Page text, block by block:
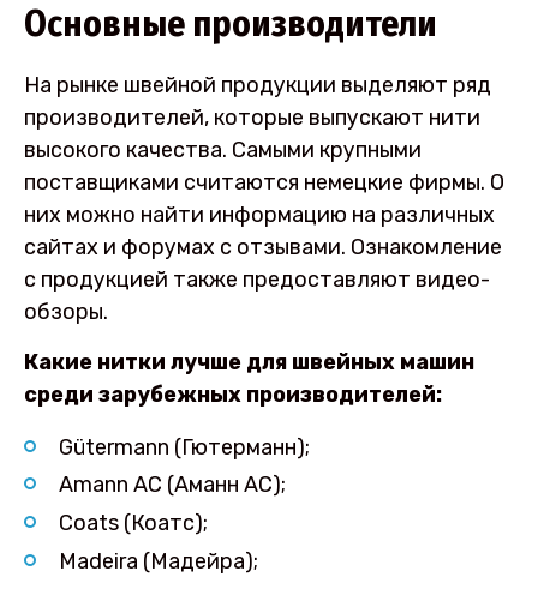
Основные производители
На рынке швейной продукции выделяют ряд
производителей, которые выпускают нити
высокого качества. Самыми крупными
поставщиками считаются немецкие фирмы. О
них можно найти информацию на различных
сайтах и форумах с отзывами. Ознакомление
с продукцией также предоставляют видео-
обзоры.
Какие нитки лучше для швейных машин
среди зарубежных производителей:
Gütermann (Гютерманн);
Amann AC (Аманн АС);
Сoats (Коатс);
Madeira (Мадейра);